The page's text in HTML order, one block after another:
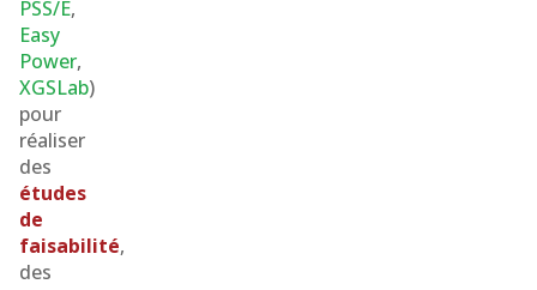
PSS/E,
Easy
Power,
XGSLab)
pour
réaliser
des
études
de
faisabilité,
des